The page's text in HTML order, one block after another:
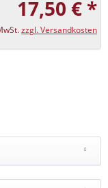
17,50 € *
zzgl. Versandkosten